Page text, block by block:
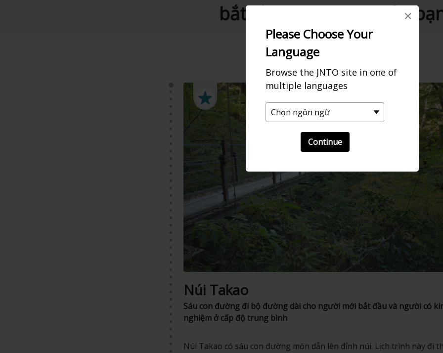
Please Choose Your
Language
Browse the JNTO site in one of
multiple languages
Continue
×
bắt đầu Hành trình của
Núi Takao
Sáu con đường đi bộ đường dài cho người mới bắt đầu và người có
nghiệm ở cấp độ trung bình
Núi Takao có sáu con đường mòn dẫn lên đỉnh núi. Lịch trình này đi